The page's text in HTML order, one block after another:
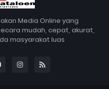
Media Online yang
mudah, cepat, akurat,
masyarakat luas